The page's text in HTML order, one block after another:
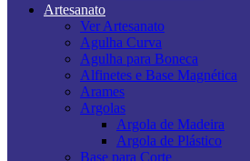
Artesanato
Ver Artesanato
Agulha Curva
Agulha para Boneca
Alfinetes e Base Magnética
Arames
Argolas
Argola de Madeira
Argola de Plástico
Base para Corte